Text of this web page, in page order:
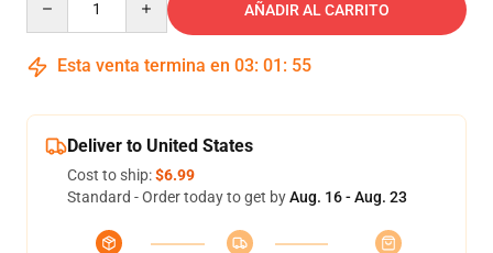
AÑADIR AL CARRITO
Esta venta termina en 03: 01 : 54
Deliver to United States
Cost to ship:$6.99
Standard - Order today to get byAug. 16 - Aug. 23